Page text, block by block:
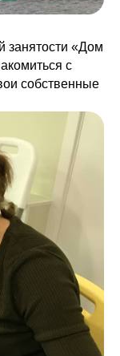
занятости «Дом
с
собственные